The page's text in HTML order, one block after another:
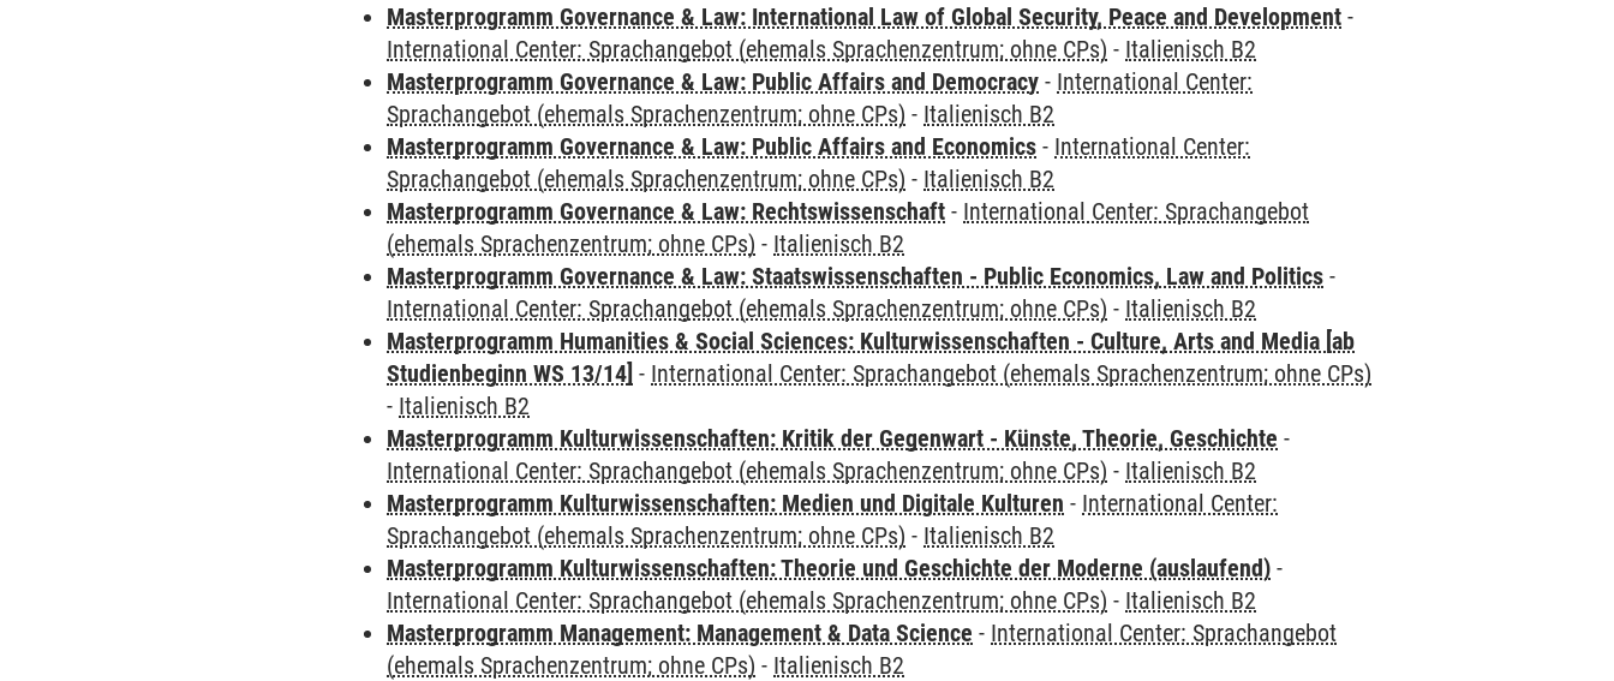
Masterprogramm Governance & Law: International Law of Global Security, Peace and Development -
International Center: Sprachangebot (ehemals Sprachenzentrum; ohne CPs) - Italienisch B2
Masterprogramm Governance & Law: Public Affairs and Democracy - International Center:
Sprachangebot (ehemals Sprachenzentrum; ohne CPs) - Italienisch B2
Masterprogramm Governance & Law: Public Affairs and Economics - International Center:
Sprachangebot (ehemals Sprachenzentrum; ohne CPs) - Italienisch B2
Masterprogramm Governance & Law: Rechtswissenschaft - International Center: Sprachangebot
(ehemals Sprachenzentrum; ohne CPs) - Italienisch B2
Masterprogramm Governance & Law: Staatswissenschaften - Public Economics, Law and Politics -
International Center: Sprachangebot (ehemals Sprachenzentrum; ohne CPs) - Italienisch B2
Masterprogramm Humanities & Social Sciences: Kulturwissenschaften - Culture, Arts and Media [ab
Studienbeginn WS 13/14] - International Center: Sprachangebot (ehemals Sprachenzentrum; ohne CPs)
- Italienisch B2
Masterprogramm Kulturwissenschaften: Kritik der Gegenwart - Künste, Theorie, Geschichte -
International Center: Sprachangebot (ehemals Sprachenzentrum; ohne CPs) - Italienisch B2
Masterprogramm Kulturwissenschaften: Medien und Digitale Kulturen - International Center:
Sprachangebot (ehemals Sprachenzentrum; ohne CPs) - Italienisch B2
Masterprogramm Kulturwissenschaften: Theorie und Geschichte der Moderne (auslaufend) -
International Center: Sprachangebot (ehemals Sprachenzentrum; ohne CPs) - Italienisch B2
Masterprogramm Management: Management & Data Science - International Center: Sprachangebot
(ehemals Sprachenzentrum; ohne CPs) - Italienisch B2